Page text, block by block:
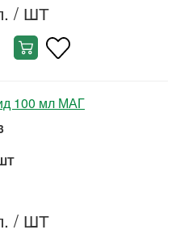
/ ШТ
100 мл МАГ
/ ШТ